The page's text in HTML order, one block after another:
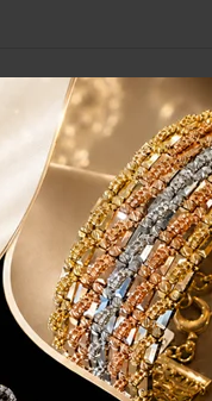
Siyaset Kültür Sanat